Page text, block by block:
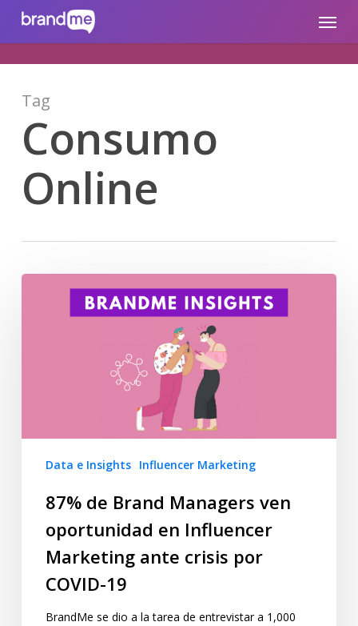
brandme.la Menu
Tag
Consumo
Online
Data e Insights Influencer Marketing
87% de Brand Managers ven
oportunidad en Influencer
Marketing ante crisis por
COVID-19
BrandMe se dio a la tarea de entrevistar a 1,000